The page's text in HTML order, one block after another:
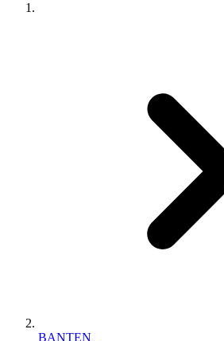
BANTEN